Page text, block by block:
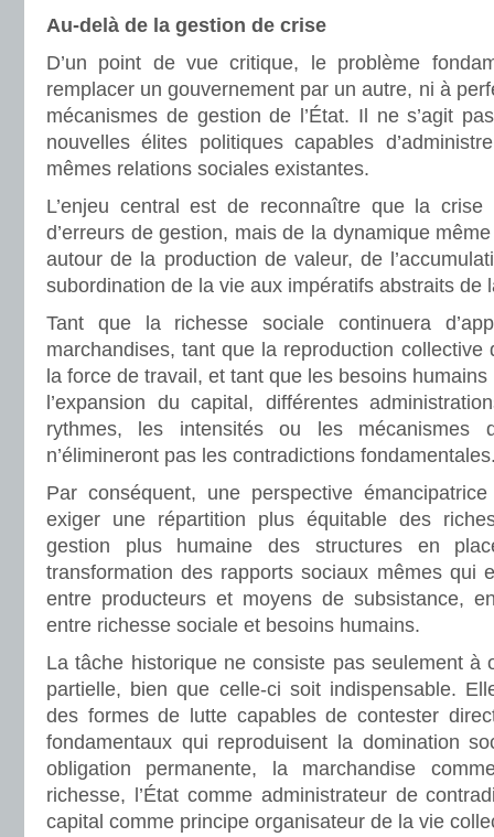
Au-delà de la gestion de crise
D’un point de vue critique, le problème
remplacer un gouvernement par un autre, ni à
mécanismes de gestion de l’État. Il ne s’agit
nouvelles élites politiques capables
mêmes relations sociales existantes.
L’enjeu central est de reconnaître que la
d’erreurs de gestion, mais de la dynamique
autour de la production de valeur, de
subordination de la vie aux impératifs abstraits de
Tant que la richesse sociale continuera
marchandises, tant que la reproduction collective
la force de travail, et tant que les besoins
l’expansion du capital, différentes
rythmes, les intensités ou les mécanismes
n’élimineront pas les contradictions
Par conséquent, une perspective
exiger une répartition plus équitable des
gestion plus humaine des structures en
transformation des rapports sociaux mêmes qui
entre producteurs et moyens de subsistance,
entre richesse sociale et besoins humains.
La tâche historique ne consiste pas seulement à
partielle, bien que celle-ci soit indispensable.
des formes de lutte capables de contester
fondamentaux qui reproduisent la domination
obligation permanente, la marchandise
richesse, l’État comme administrateur de
capital comme principe organisateur de la vie